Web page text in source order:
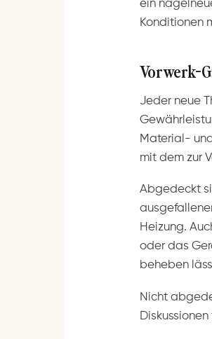
ein
Konditionen
Vorwerk-
Jeder neue
Material-
mit dem zur
Abgedeckt
Heizung.
oder das
beheben
Nicht
Diskussionen